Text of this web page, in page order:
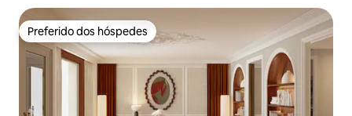
Preferido dos hóspedes
Preferido dos hóspedes